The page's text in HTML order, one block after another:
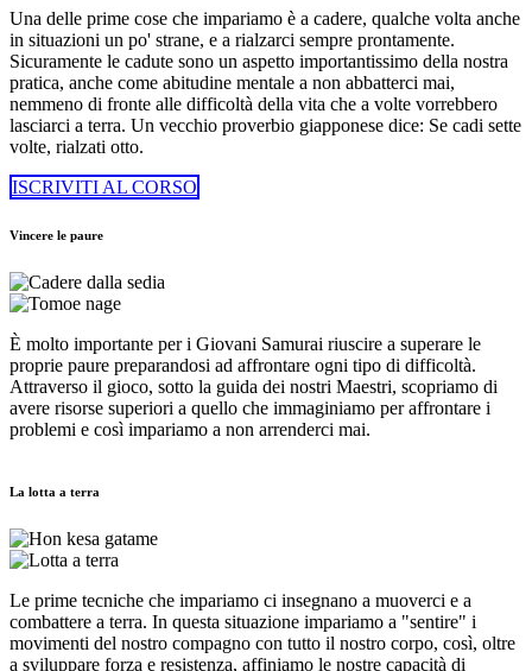
Una delle prime cose che impariamo è a cadere, qualche volta anche
in situazioni un po' strane, e a rialzarci sempre prontamente.
Sicuramente le cadute sono un aspetto importantissimo della nostra
pratica, anche come abitudine mentale a non abbatterci mai,
nemmeno di fronte alle difficoltà della vita che a volte vorrebbero
lasciarci a terra. Un vecchio proverbio giapponese dice: Se cadi sette
volte, rialzati otto.
ISCRIVITI AL CORSO
Vincere le paure
È molto importante per i Giovani Samurai riuscire a superare le
proprie paure preparandosi ad affrontare ogni tipo di difficoltà.
Attraverso il gioco, sotto la guida dei nostri Maestri, scopriamo di
avere risorse superiori a quello che immaginiamo per affrontare i
problemi e così impariamo a non arrenderci mai.
La lotta a terra
Le prime tecniche che impariamo ci insegnano a muoverci e a
combattere a terra. In questa situazione impariamo a "sentire" i
movimenti del nostro compagno con tutto il nostro corpo, così, oltre
a sviluppare forza e resistenza, affiniamo le nostre capacità di